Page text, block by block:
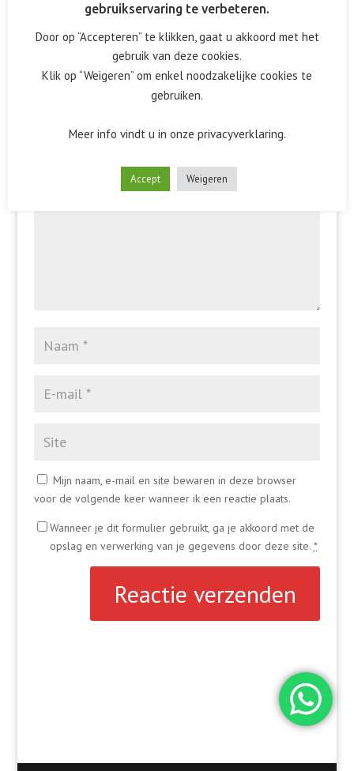
Het e-mailadres wordt niet gepubliceerd. Vereiste velden
Mijn naam, e-mail en site bewaren in deze browser
voor de volgende keer wanneer ik een reactie plaats.
Wanneer je dit formulier gebruikt, ga je akkoord met de
opslag en verwerking van je gegevens door deze site. *
gebruikservaring te verbeteren.
Door op “Accepteren” te klikken, gaat u akkoord met het
gebruik van deze cookies.
Klik op “Weigeren” om enkel noodzakelijke cookies te
gebruiken.
Meer info vindt u in onze privacyverklaring.
Accept Weigeren